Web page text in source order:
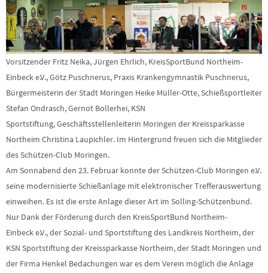
Vorsitzender Fritz Neika, Jürgen Ehrlich, KreisSportBund Northeim-
Einbeck e.V., Götz Puschnerus, Praxis Krankengymnastik Puschnerus,
Bürgermeisterin der Stadt Moringen Heike Müller-Otte, Schießsportleiter
Stefan Ondrasch, Gernot Bollerhei, KSN
Sportstiftung, Geschäftsstellenleiterin Moringen der Kreissparkasse
Northeim Christina Laupichler. Im Hintergrund freuen sich die Mitglieder
des Schützen-Club Moringen.
Am Sonnabend den 23. Februar konnte der Schützen-Club Moringen e.V.
seine modernisierte Schießanlage mit elektronischer Trefferauswertung
einweihen. Es ist die erste Anlage dieser Art im Solling-Schützenbund.
Nur Dank der Förderung durch den KreisSportBund Northeim-
Einbeck e.V., der Sozial- und Sportstiftung des Landkreis Northeim, der
KSN Sportstiftung der Kreissparkasse Northeim, der Stadt Moringen und
der Firma Henkel Bedachungen war es dem Verein möglich die Anlage